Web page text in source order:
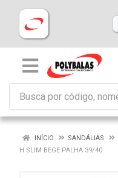
INÍCIO SANDÁLIAS
H.SLIM BEGE PALHA 39/40